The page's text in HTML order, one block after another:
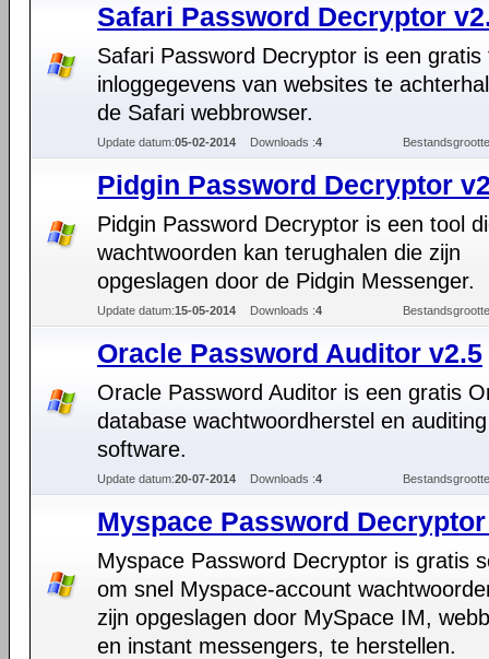
Safari Password Decryptor
Safari Password Decryptor is een gratis
inloggegevens van websites te
de Safari webbrowser.
Update datum:05-02-2014 Downloads :4
Pidgin Password Decryptor
Pidgin Password Decryptor is een tool
wachtwoorden kan terughalen die zijn
opgeslagen door de Pidgin Messenger.
Update datum:15-05-2014 Downloads :4
Oracle Password Auditor v2.5
Oracle Password Auditor is een gratis
database wachtwoordherstel en auditing
software.
Update datum:20-07-2014 Downloads :4
Myspace Password
Myspace Password Decryptor is gratis
om snel Myspace-account
zijn opgeslagen door MySpace IM,
en instant messengers, te herstellen.